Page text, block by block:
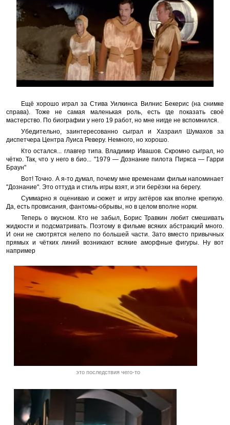
Ещё хорошо играл за Стива Уилкинса Вилнис Бекерис (на снимке
справа). Тоже не самая маленькая роль, есть где показать своё
мастерство. По биографии у него 19 работ, но мне нигде не вспомнился.
Убедительно, заинтересованно сыграл и Хазраил Шумахов за
диспетчера Центра Луиса Реверу. Немного, но хорошо.
Кто остался... главгер типа. Владимир Ивашов. Скромно сыграл, но
чётко. Так, что у него в био... "1979 — Дознание пилота Пиркса — Гарри
Браун"
Вот! Точно. А я-то думал, почему мне временами фильм напоминает
"Дознание". Это оттуда и стиль игры взят, и эти берёзки на берегу.
Суммарно я оцениваю и сюжет и игру актёров как вполне крепкую.
Да, есть провисания, фантомы-обрывы, но в целом вполне норм.
Теперь о вкусном. Кто не забыл, Борис Травкин любит смешивать
жидкости и подсматривать. Поэтому в фильме всяких абстракций много.
И они не смотрятся нелепо по большей части. Зато вместо привычных
прямых и чётких линий возникают всякие аморфные фигуры. Ну вот
например
это последствия чего-то